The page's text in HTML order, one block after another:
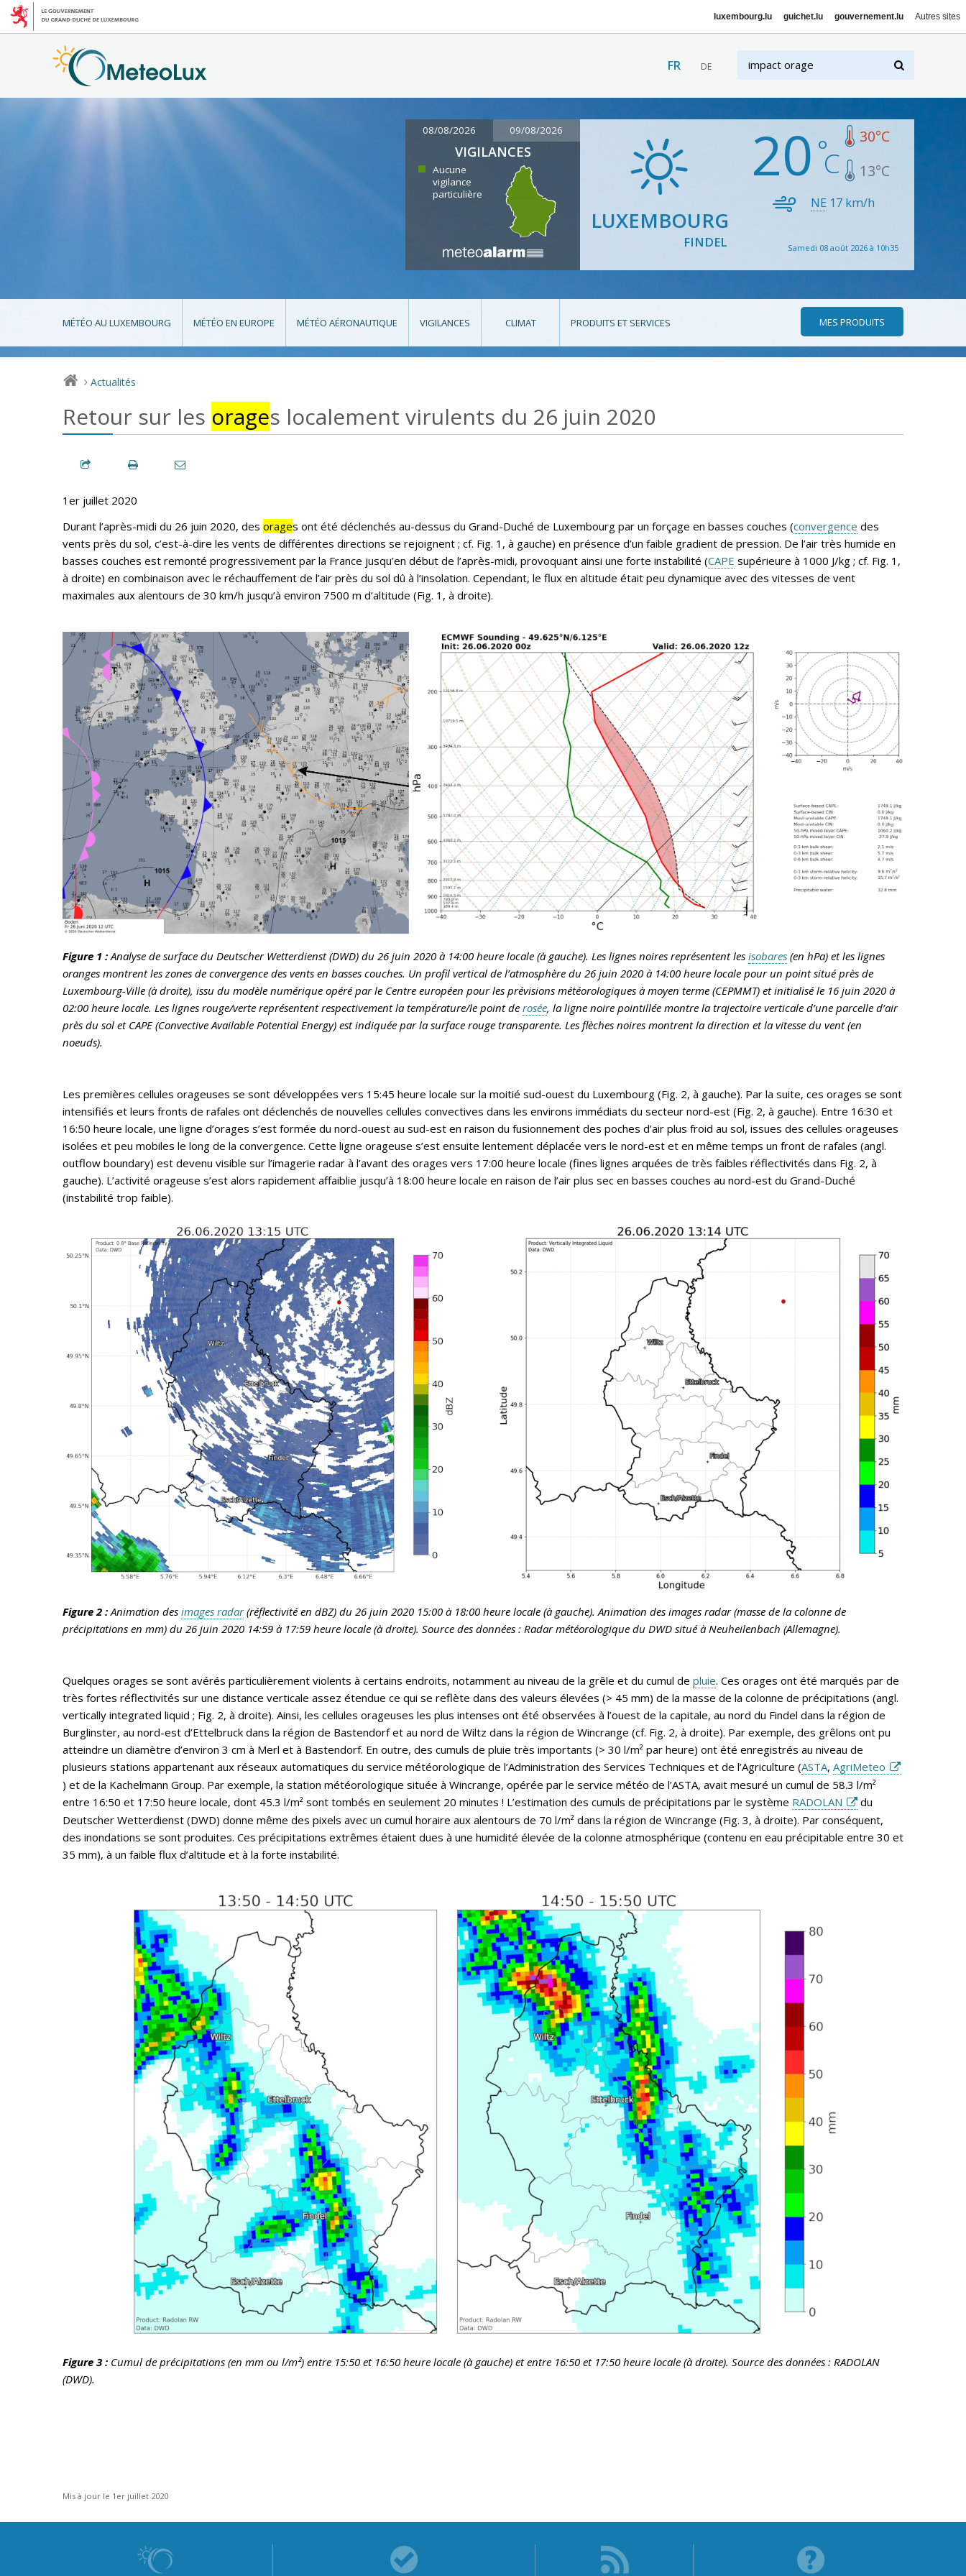
luxembourg.lu guichet.lu gouvernement.lu Autres sites
FR DE
08/08/2026 09/08/2026
VIGILANCES
Aucune
vigilance
particulière
LUXEMBOURG
FINDEL
20 30°C
13°C
NE 17 km/h
Samedi 08 août 2026 à 10h35
MÉTÉO AU LUXEMBOURG MÉTÉO EN EUROPE MÉTÉO AÉRONAUTIQUE VIGILANCES CLIMAT PRODUITS ET SERVICES MES PRODUITS
> Actualités
Retour sur les orages localement virulents du 26 juin 2020
1er juillet 2020
Durant l’après-midi du 26 juin 2020, des orages ont été déclenchés au-dessus du Grand-Duché de Luxembourg par un forçage en basses couches (convergence des
vents près du sol, c’est-à-dire les vents de différentes directions se rejoignent ; cf. Fig. 1, à gauche) en présence d’un faible gradient de pression. De l’air très humide en
basses couches est remonté progressivement par la France jusqu’en début de l’après-midi, provoquant ainsi une forte instabilité (CAPE supérieure à 1000 J/kg ; cf. Fig. 1,
à droite) en combinaison avec le réchauffement de l’air près du sol dû à l’insolation. Cependant, le flux en altitude était peu dynamique avec des vitesses de vent
maximales aux alentours de 30 km/h jusqu’à environ 7500 m d’altitude (Fig. 1, à droite).
Figure 1 :Analyse de surface du Deutscher Wetterdienst (DWD) du 26 juin 2020 à 14:00 heure locale (à gauche). Les lignes noires représentent les isobares (en hPa) et les lignes
oranges montrent les zones de convergence des vents en basses couches. Un profil vertical de l’atmosphère du 26 juin 2020 à 14:00 heure locale pour un point situé près de
Luxembourg-Ville (à droite), issu du modèle numérique opéré par le Centre européen pour les prévisions météorologiques à moyen terme (CEPMMT) et initialisé le 16 juin 2020 à
02:00 heure locale. Les lignes rouge/verte représentent respectivement la température/le point de rosée, la ligne noire pointillée montre la trajectoire verticale d’une parcelle d’air
près du sol et CAPE (Convective Available Potential Energy) est indiquée par la surface rouge transparente. Les flèches noires montrent la direction et la vitesse du vent (en
noeuds).
Les premières cellules orageuses se sont développées vers 15:45 heure locale sur la moitié sud-ouest du Luxembourg (Fig. 2, à gauche). Par la suite, ces orages se sont
intensifiés et leurs fronts de rafales ont déclenchés de nouvelles cellules convectives dans les environs immédiats du secteur nord-est (Fig. 2, à gauche). Entre 16:30 et
16:50 heure locale, une ligne d’orages s’est formée du nord-ouest au sud-est en raison du fusionnement des poches d’air plus froid au sol, issues des cellules orageuses
isolées et peu mobiles le long de la convergence. Cette ligne orageuse s’est ensuite lentement déplacée vers le nord-est et en même temps un front de rafales (angl.
outflow boundary) est devenu visible sur l’imagerie radar à l’avant des orages vers 17:00 heure locale (fines lignes arquées de très faibles réflectivités dans Fig. 2, à
gauche). L’activité orageuse s’est alors rapidement affaiblie jusqu’à 18:00 heure locale en raison de l’air plus sec en basses couches au nord-est du Grand-Duché
(instabilité trop faible).
Figure 2 :Animation des images radar(réflectivité en dBZ) du 26 juin 2020 15:00 à 18:00 heure locale (à gauche). Animation des images radar (masse de la colonne de
précipitations en mm) du 26 juin 2020 14:59 à 17:59 heure locale (à droite). Source des données : Radar météorologique du DWD situé à Neuheilenbach (Allemagne).
Quelques orages se sont avérés particulièrement violents à certains endroits, notamment au niveau de la grêle et du cumul de pluie. Ces orages ont été marqués par de
très fortes réflectivités sur une distance verticale assez étendue ce qui se reflète dans des valeurs élevées (> 45 mm) de la masse de la colonne de précipitations (angl.
vertically integrated liquid ; Fig. 2, à droite). Ainsi, les cellules orageuses les plus intenses ont été observées à l’ouest de la capitale, au nord du Findel dans la région de
Burglinster, au nord-est d’Ettelbruck dans la région de Bastendorf et au nord de Wiltz dans la région de Wincrange (cf. Fig. 2, à droite). Par exemple, des grêlons ont pu
atteindre un diamètre d’environ 3 cm à Merl et à Bastendorf. En outre, des cumuls de pluie très importants (> 30 l/m² par heure) ont été enregistrés au niveau de
plusieurs stations appartenant aux réseaux automatiques du service météorologique de l’Administration des Services Techniques et de l’Agriculture (ASTA, AgriMeteo
) et de la Kachelmann Group. Par exemple, la station météorologique située à Wincrange, opérée par le service météo de l’ASTA, avait mesuré un cumul de 58.3 l/m²
entre 16:50 et 17:50 heure locale, dont 45.3 l/m² sont tombés en seulement 20 minutes ! L’estimation des cumuls de précipitations par le système RADOLAN
du
Deutscher Wetterdienst (DWD) donne même des pixels avec un cumul horaire aux alentours de 70 l/m² dans la région de Wincrange (Fig. 3, à droite). Par conséquent,
des inondations se sont produites. Ces précipitations extrêmes étaient dues à une humidité élevée de la colonne atmosphérique (contenu en eau précipitable entre 30 et
35 mm), à un faible flux d’altitude et à la forte instabilité.
Figure 3 : Cumul de précipitations (en mm ou l/m²) entre 15:50 et 16:50 heure locale (à gauche) et entre 16:50 et 17:50 heure locale (à droite). Source des données : RADOLAN
(DWD).
Mis à jour le 1er juillet 2020